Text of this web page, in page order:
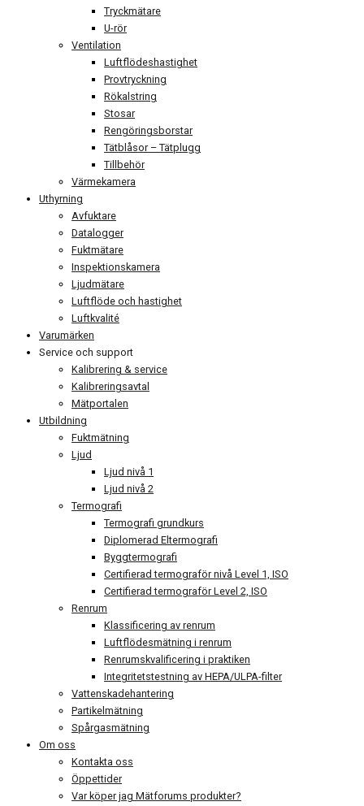
Tryckmätare
U-rör
Ventilation
Luftflödeshastighet
Provtryckning
Rökalstring
Stosar
Rengöringsborstar
Tätblåsor – Tätplugg
Tillbehör
Värmekamera
Uthyrning
Avfuktare
Datalogger
Fuktmätare
Inspektionskamera
Ljudmätare
Luftflöde och hastighet
Luftkvalité
Varumärken
Service och support
Kalibrering & service
Kalibreringsavtal
Mätportalen
Utbildning
Fuktmätning
Ljud
Ljud nivå 1
Ljud nivå 2
Termografi
Termografi grundkurs
Diplomerad Eltermografi
Byggtermografi
Certifierad termograför nivå Level 1, ISO
Certifierad termograför Level 2, ISO
Renrum
Klassificering av renrum
Luftflödesmätning i renrum
Renrumskvalificering i praktiken
Integritetstestning av HEPA/ULPA-filter
Vattenskadehantering
Partikelmätning
Spårgasmätning
Om oss
Kontakta oss
Öppettider
Var köper jag Mätforums produkter?